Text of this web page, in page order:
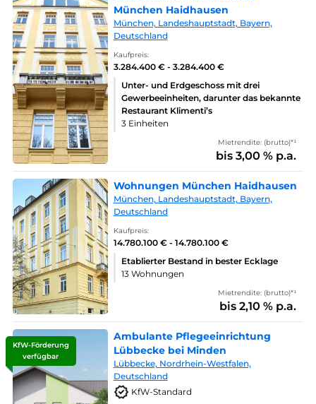
München Haidhausen
München, Landeshauptstadt, Bayern,
Deutschland
Kaufpreis:
3.284.400 € - 3.284.400 €
Unter- und Erdgeschoss mit drei
Gewerbeeinheiten, darunter das bekannte
Restaurant Klimenti’s
3 Einheiten
Mietrendite: (brutto)*¹
bis 3,00 % p.a.
Wohnungen München Haidhausen
München, Landeshauptstadt, Bayern,
Deutschland
Kaufpreis:
14.780.100 € - 14.780.100 €
Etablierter Bestand in bester Ecklage
13 Wohnungen
Mietrendite: (brutto)*¹
bis 2,10 % p.a.
KfW-Förderung
verfügbar
Ambulante Pflegeeinrichtung
Lübbecke bei Minden
Lübbecke, Nordrhein-Westfalen,
Deutschland
KfW-Standard